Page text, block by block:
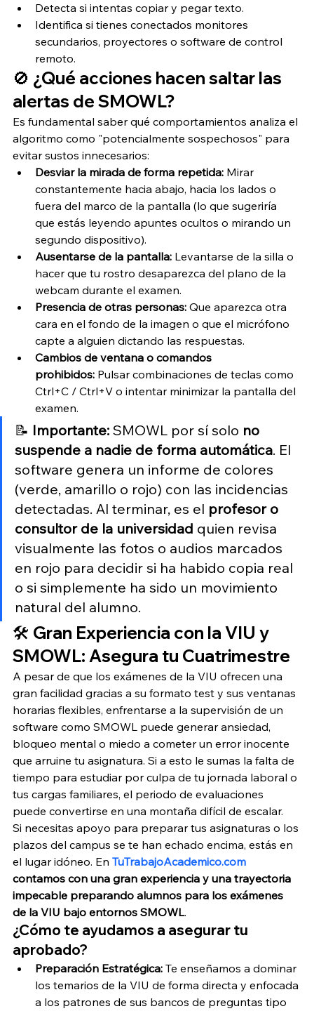
Detecta si intentas copiar y pegar texto.
Identifica si tienes conectados monitores
secundarios, proyectores o software de control
remoto.
🚫 ¿Qué acciones hacen saltar las
alertas de SMOWL?
Es fundamental saber qué comportamientos analiza el
algoritmo como "potencialmente sospechosos" para
evitar sustos innecesarios:
Desviar la mirada de forma repetida: Mirar
constantemente hacia abajo, hacia los lados o
fuera del marco de la pantalla (lo que sugeriría
que estás leyendo apuntes ocultos o mirando un
segundo dispositivo).
Ausentarse de la pantalla: Levantarse de la silla o
hacer que tu rostro desaparezca del plano de la
webcam durante el examen.
Presencia de otras personas: Que aparezca otra
cara en el fondo de la imagen o que el micrófono
capte a alguien dictando las respuestas.
Cambios de ventana o comandos
prohibidos: Pulsar combinaciones de teclas como
Ctrl+C / Ctrl+V o intentar minimizar la pantalla del
examen.
📝 Importante: SMOWL por sí solo no
suspende a nadie de forma automática. El
software genera un informe de colores
(verde, amarillo o rojo) con las incidencias
detectadas. Al terminar, es el profesor o
consultor de la universidad quien revisa
visualmente las fotos o audios marcados
en rojo para decidir si ha habido copia real
o si simplemente ha sido un movimiento
natural del alumno.
🛠️ Gran Experiencia con la VIU y
SMOWL: Asegura tu Cuatrimestre
A pesar de que los exámenes de la VIU ofrecen una
gran facilidad gracias a su formato test y sus ventanas
horarias flexibles, enfrentarse a la supervisión de un
software como SMOWL puede generar ansiedad,
bloqueo mental o miedo a cometer un error inocente
que arruine tu asignatura. Si a esto le sumas la falta de
tiempo para estudiar por culpa de tu jornada laboral o
tus cargas familiares, el periodo de evaluaciones
puede convertirse en una montaña difícil de escalar.
Si necesitas apoyo para preparar tus asignaturas o los
plazos del campus se te han echado encima, estás en
el lugar idóneo. En TuTrabajoAcademico.com
contamos con una gran experiencia y una trayectoria
impecable preparando alumnos para los exámenes
de la VIU bajo entornos SMOWL.
¿Cómo te ayudamos a asegurar tu
aprobado?
Preparación Estratégica: Te enseñamos a dominar
los temarios de la VIU de forma directa y enfocada
a los patrones de sus bancos de preguntas tipo